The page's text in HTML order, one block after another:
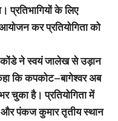
प्रतिभागियों के लिए
कर प्रतियोगिता को
कोंडे ने स्वयं जालेख से उड़ान
कि कपकोट–बागेश्वर अब
चुका है। प्रतियोगिता में
और पंकज कुमार तृतीय स्थान